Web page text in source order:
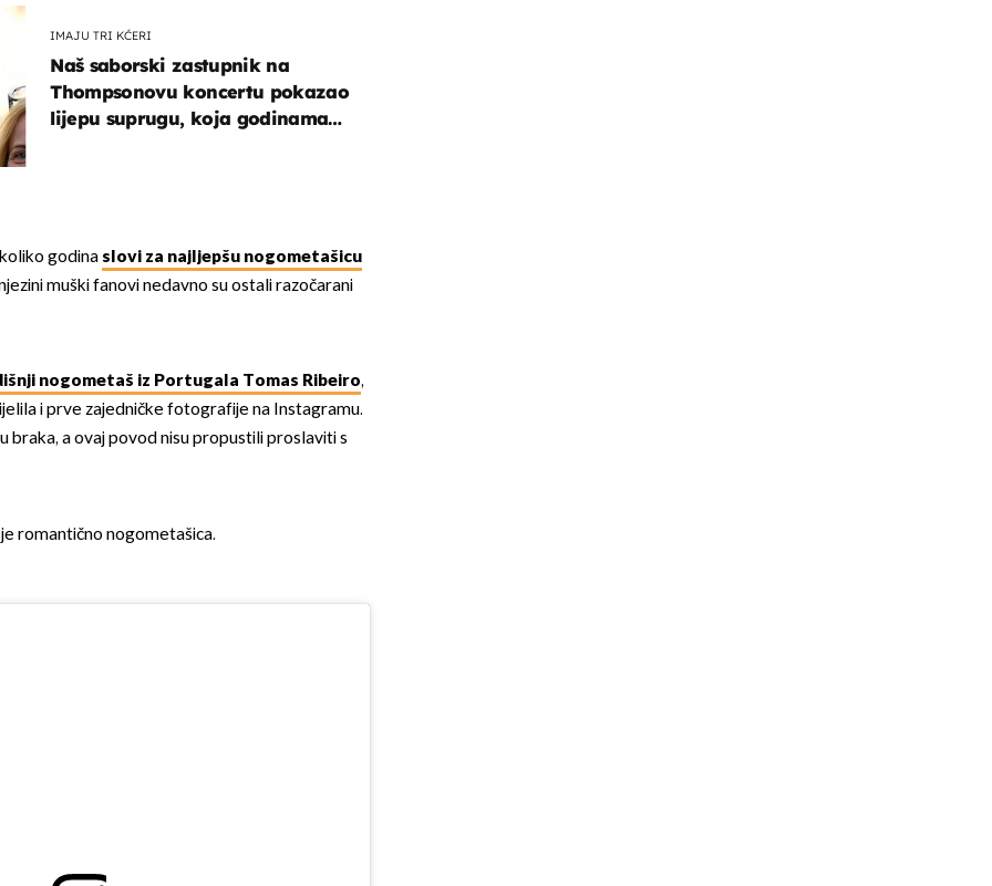
IMAJU TRI KĆERI
Naš saborski zastupnik na
Thompsonovu koncertu pokazao
lijepu suprugu, koja godinama
godina slovi za najljepšu nogometašicu
muški fanovi nedavno su ostali razočarani
nogometaš iz Portugala Tomas Ribeiro,
i prve zajedničke fotografije na Instagramu.
braka, a ovaj povod nisu propustili proslaviti s
romantično nogometašica.